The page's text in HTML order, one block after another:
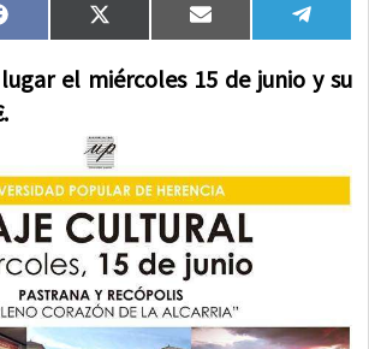
Compartir
en
FacebookCompartir
en
X
(Twitter)
Compartir
en
Email
en
el miércoles 15 de junio y su